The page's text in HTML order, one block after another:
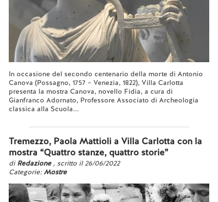
In occasione del secondo centenario della morte di Antonio
Canova (Possagno, 1757 – Venezia, 1822), Villa Carlotta
presenta la mostra Canova, novello Fidia, a cura di
Gianfranco Adornato, Professore Associato di Archeologia
classica alla Scuola...
Tremezzo, Paola Mattioli a Villa Carlotta con la
mostra “Quattro stanze, quattro storie”
di Redazione , scritto il 26/06/2022
Categorie:Mostre